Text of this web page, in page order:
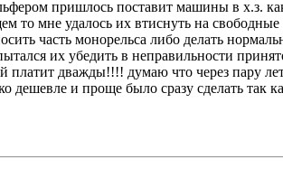
пришлось поставит машины в х.з.
то мне удалось их втиснуть на
часть монорельса либо делать
их убедить в неправильности
дважды!!!! думаю что через пару
дешевле и проще было сразу сделать так